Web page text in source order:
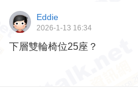
Eddie
2026-1-13 16:34
下層雙輪椅位25座？